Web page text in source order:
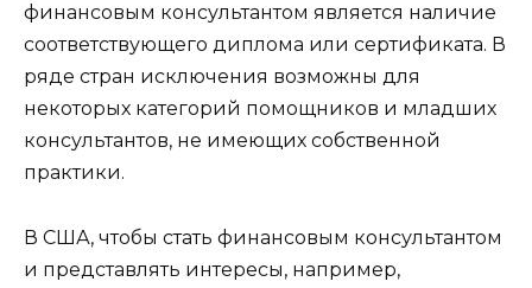
финансовым консультантом является наличие
соответствующего диплома или сертификата. В
ряде стран исключения возможны для
некоторых категорий помощников и младших
консультантов, не имеющих собственной
практики.
В США, чтобы стать финансовым консультантом
и представлять интересы, например,